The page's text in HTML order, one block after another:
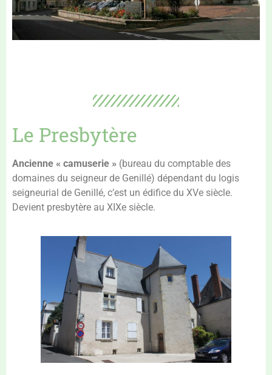
Le Presbytère
Ancienne « camuserie » (bureau du comptable des
domaines du seigneur de Genillé) dépendant du logis
seigneurial de Genillé, c’est un édifice du XVe siècle.
Devient presbytère au XIXe siècle.